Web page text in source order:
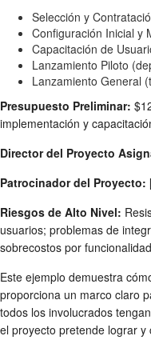
Selección y
Configuración Inicial y
Capacitación de
Lanzamiento Piloto
Lanzamiento General
Presupuesto Preliminar:
implementación y
Director del Proyecto
Patrocinador del Proyecto:
Riesgos de Alto Nivel:
usuarios; problemas de
sobrecostos por
Este ejemplo demuestra
proporciona un marco claro
todos los involucrados
el proyecto pretende lograr y